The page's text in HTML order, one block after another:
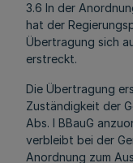
3.6 In der
hat der
Übertragung sich
erstreckt.
Die Übertragung
Zuständigkeit der
Abs. l BBauG
verbleibt bei der
Anordnung zum